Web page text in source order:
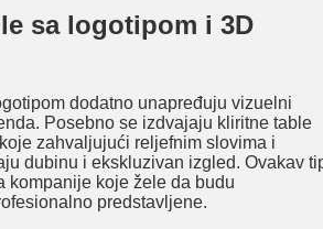
sa logotipom i 3D
dodatno unapređuju vizuelni
Posebno se izdvajaju kliritne table
zahvaljujući reljefnim slovima i
dubinu i ekskluzivan izgled. Ovakav
kompanije koje žele da budu
predstavljene.